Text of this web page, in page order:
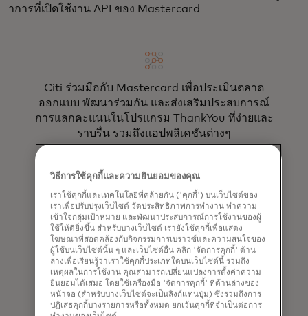
าการที่เปิดใช้งาน API ของ Mastercard
Citi ร่วมมือกับ Mastercard เพื่อประเมินตลาด
ออกแบบ พัฒนาร่วมกัน และส่งเสริมประสบการณ์
การแลกคะแนนในโปรแกรม ThankYou ที่ง่ายและ
ราบรื่น รวมถึงแอปพลิเคชันต่างๆ
ทีมผู้เชี่ยวชาญด้านนวัตกรรม ความภักดี และการ
ตลาดของ Mastercard ได้ช่วย Citi นำโปรแกรมนี้
จากแนวคิดไปสู่การทดสอบและเปิดตัว เพื่อสร้าง
ประสบการณ์การแลกรับสิทธิ์ที่ช่วยให้ผู้ถือบัตร
สามารถมีส่วนร่วมกับโปรแกรมได้อย่างเหมาะ
วิธีการใช้คุกกี้และความยินยอมของคุณ
เราใช้คุกกี้และเทคโนโลยีที่คล้ายกัน ('คุกกี้') บนเว็บไซต์ของ
เราเพื่อปรับปรุงเว็บไซต์ วัดประสิทธิภาพการทำงาน ทำความ
เข้าใจกลุ่มเป้าหมาย และพัฒนาประสบการณ์การใช้งานของผู้
ใช้ให้ดียิ่งขึ้น สำหรับบางเว็บไซต์ เรายังใช้คุกกี้เพื่อแสดง
โฆษณาที่สอดคล้องกับกิจกรรมการเบราวซ์และความสนใจของ
ผู้ใช้บนเว็บไซต์นั้น ๆ และเว็บไซต์อื่น คลิก 'จัดการคุกกี้' ด้าน
ล่างเพื่อเรียนรู้ว่าเราใช้คุกกี้ประเภทใดบนเว็บไซต์นี้ รวมถึง
เหตุผลในการใช้งาน คุณสามารถเปลี่ยนแปลงการตั้งค่าความ
ยินยอมได้เสมอ โดยใช้เครื่องมือ 'จัดการคุกกี้' ที่ด้านล่างของ
หน้าจอ (สำหรับบางเว็บไซต์จะเป็นลิงก์แทนปุ่ม) ซึ่งรวมถึงการ
ปฏิเสธคุกกี้บางรายการหรือทั้งหมด ยกเว้นคุกกี้ที่จำเป็นต่อการ